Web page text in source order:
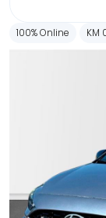
100% Online KM